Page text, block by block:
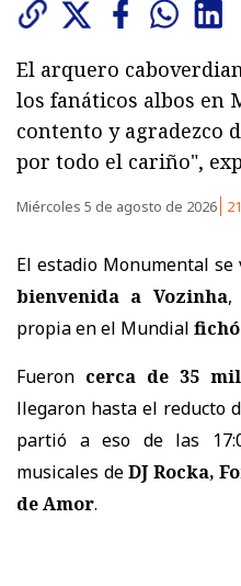
El arquero
los fanáticos albos en
contento y agradezco
por todo el cariño",
Miércoles 5 de agosto de 2026
El estadio Monumental
bienvenida a Vozinha,
propia en el Mundial
Fueron cerca de 35
llegaron hasta el reducto
partió a eso de las
musicales deDJ Rocka,
de Amor.